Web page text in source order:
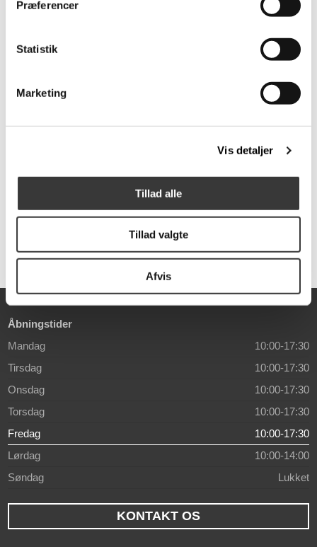
Præferencer
Statistik
Marketing
Vis detaljer
Tillad alle
Tillad valgte
Afvis
199,00 DKK
Knirke Lyskæde 40L,
79,00 DKK
Molly Guirlande,
99,00 DKK
Åbningstider
Mandag
10:00-17:30
Tirsdag
10:00-17:30
Onsdag
10:00-17:30
Torsdag
10:00-17:30
Fredag
10:00-17:30
Lørdag
10:00-14:00
Søndag
Lukket
KONTAKT OS